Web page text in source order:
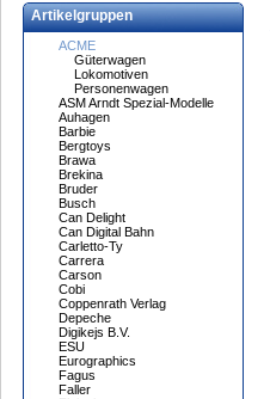
Artikelgruppen
ACME
Güterwagen
Lokomotiven
Personenwagen
ASM Arndt Spezial-Modelle
Auhagen
Barbie
Bergtoys
Brawa
Brekina
Bruder
Busch
Can Delight
Can Digital Bahn
Carletto-Ty
Carrera
Carson
Cobi
Coppenrath Verlag
Depeche
Digikejs B.V.
ESU
Eurographics
Fagus
Faller